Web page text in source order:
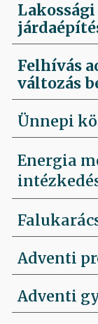
Felhívás
változás
Ünnepi
Energia
Adventi
Adventi